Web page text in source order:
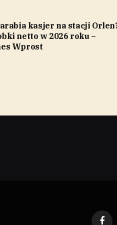
kasjer na stacji
netto w 2026 roku –
Wprost